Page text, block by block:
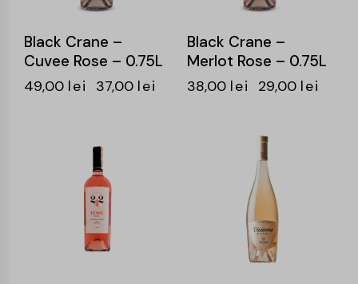
Black Crane –
Cuvee Rose – 0.75L
49,00 lei 37,00 lei
Black Crane –
Merlot Rose – 0.75L
38,00 lei 29,00 lei